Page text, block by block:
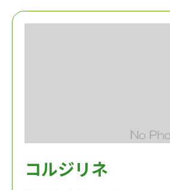
コルジリネ